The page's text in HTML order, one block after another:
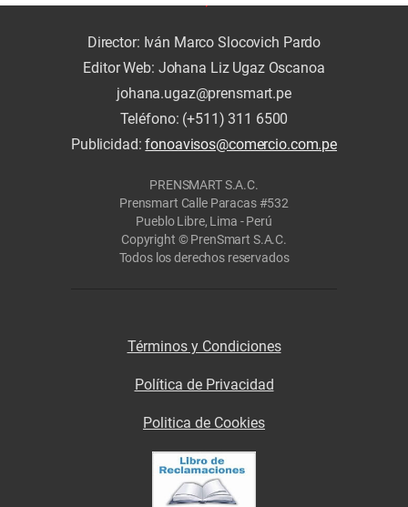
Director: Iván Marco Slocovich Pardo
Editor Web: Johana Liz Ugaz Oscanoa
johana.ugaz@prensmart.pe
Teléfono: (+511) 311 6500
Publicidad:fonoavisos@comercio.com.pe
PRENSMART S.A.C.
Prensmart Calle Paracas #532
Pueblo Libre, Lima - Perú
Copyright © PrenSmart S.A.C.
Todos los derechos reservados
Términos y Condiciones
Política de Privacidad
Politica de Cookies